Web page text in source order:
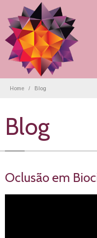
Home Blog
Blog
Oclusão em